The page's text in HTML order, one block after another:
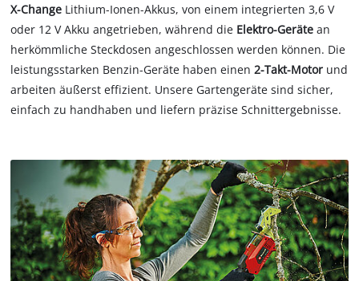
X-Change Lithium-Ionen-Akkus, von einem integrierten 3,6 V
oder 12 V Akku angetrieben, während die Elektro-Geräte an
herkömmliche Steckdosen angeschlossen werden können. Die
leistungsstarken Benzin-Geräte haben einen2-Takt-Motor und
arbeiten äußerst effizient. Unsere Gartengeräte sind sicher,
einfach zu handhaben und liefern präzise Schnittergebnisse.